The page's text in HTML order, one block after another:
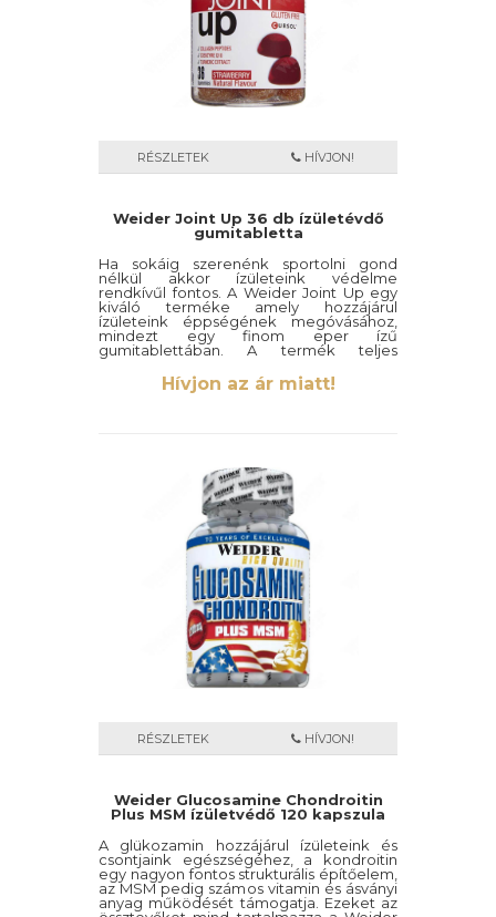
RÉSZLETEK HÍVJON!
Weider Joint Up 36 db ízületévdő
gumitabletta
Ha sokáig szerenénk sportolni gond
nélkül akkor ízületeink védelme
rendkívűl fontos. A Weider Joint Up egy
kiváló terméke amely hozzájárul
ízületeink éppségének megóvásához,
mindezt egy finom eper ízű
gumitablettában. A termék teljes
mértékben gluténmentes.
36 db gumitabletta
Hívjon az ár miatt!
RÉSZLETEK HÍVJON!
Weider Glucosamine Chondroitin
Plus MSM ízületvédő 120 kapszula
A glükozamin hozzájárul ízületeink és
csontjaink egészségéhez, a kondroitin
egy nagyon fontos strukturális építőelem,
az MSM pedig számos vitamin és ásványi
anyag működését támogatja. Ezeket az